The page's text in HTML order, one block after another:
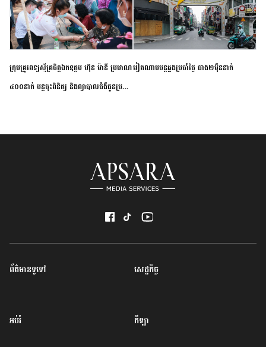
សិក្សានាពេលខាងមុខ
នៃភាពស្អិតរមួត និង
ការប្តេជ្ញាចិត្ត
ពិគ្រោះជំងឺទូទៅ និងផ្តល់
ថ្នាំពេទ្យជូនប្រជាពលរដ្ឋ
រស់នៅសង្កាត់បឹងកុក
ក្រុមគ្រូពេទ្យស្ម័គ្រចិត្តឯកឧត្តម ហ៊ុន ម៉ានី ប្រមាណ
៤០០នាក់ បន្តចុះពិនិត្យ និងព្យាបាលជំងឺជូនប្រជា
វៀតណាម​បន្ត​ឆ្លង​ប្រចាំថ្ងៃ​ ​ជាង​២​ម៉ឺន​នាក់​
ព័ត៌មានទូទៅ សេដ្ឋកិច្ច
អប់រំ កីឡា